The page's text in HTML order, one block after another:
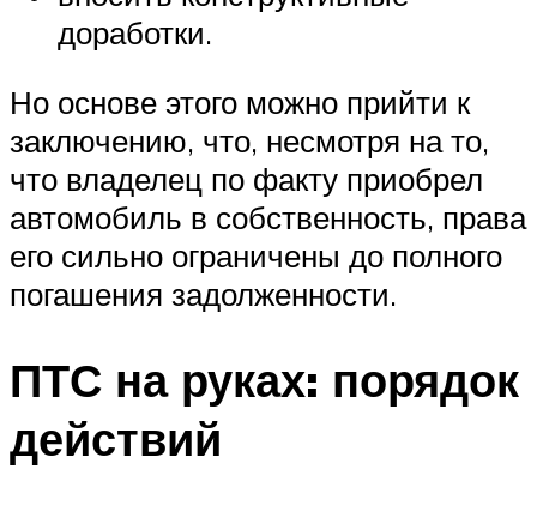
доработки.
Но основе этого можно прийти к
заключению, что, несмотря на то,
что владелец по факту приобрел
автомобиль в собственность, права
его сильно ограничены до полного
погашения задолженности.
ПТС на руках: порядок
действий